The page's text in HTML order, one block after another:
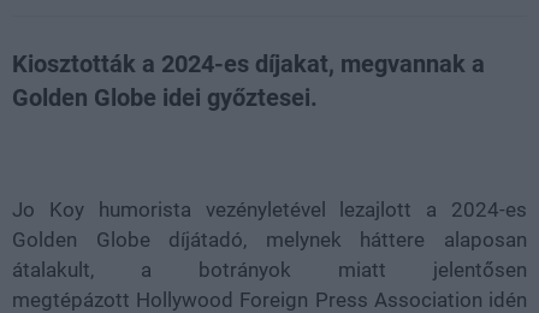
Kiosztották a 2024-es díjakat, megvannak a
Golden Globe idei győztesei.
Jo Koy humorista vezényletével lezajlott a 2024-es
Golden Globe díjátadó, melynek háttere alaposan
átalakult, a botrányok miatt jelentősen
megtépázott Hollywood Foreign Press Association idén